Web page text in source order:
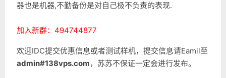
器也是机器,不勤备份是对自己极不负责的表现.
加入新群：494744877
欢迎IDC提交优惠信息或者测试样机，提交信息请Eamil至
admin#138vps.com，苏苏不保证一定会进行发布。